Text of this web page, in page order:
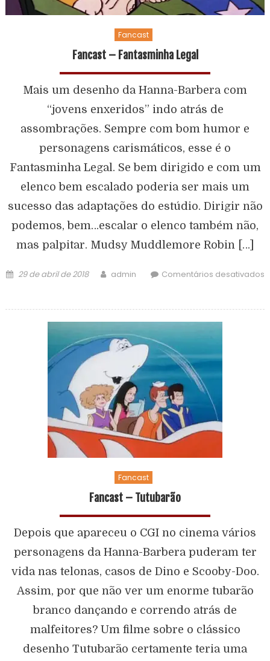
Fancast
Fancast – Fantasminha Legal
Mais um desenho da Hanna-Barbera com
“jovens enxeridos” indo atrás de
assombrações. Sempre com bom humor e
personagens carismáticos, esse é o
Fantasminha Legal. Se bem dirigido e com um
elenco bem escalado poderia ser mais um
sucesso das adaptações do estúdio. Dirigir não
podemos, bem…escalar o elenco também não,
mas palpitar. Mudsy Muddlemore Robin […]
29 de abril de 2018 admin Comentários desativados
Fancast
Fancast – Tutubarão
Depois que apareceu o CGI no cinema vários
personagens da Hanna-Barbera puderam ter
vida nas telonas, casos de Dino e Scooby-Doo.
Assim, por que não ver um enorme tubarão
branco dançando e correndo atrás de
malfeitores? Um filme sobre o clássico
desenho Tutubarão certamente teria uma